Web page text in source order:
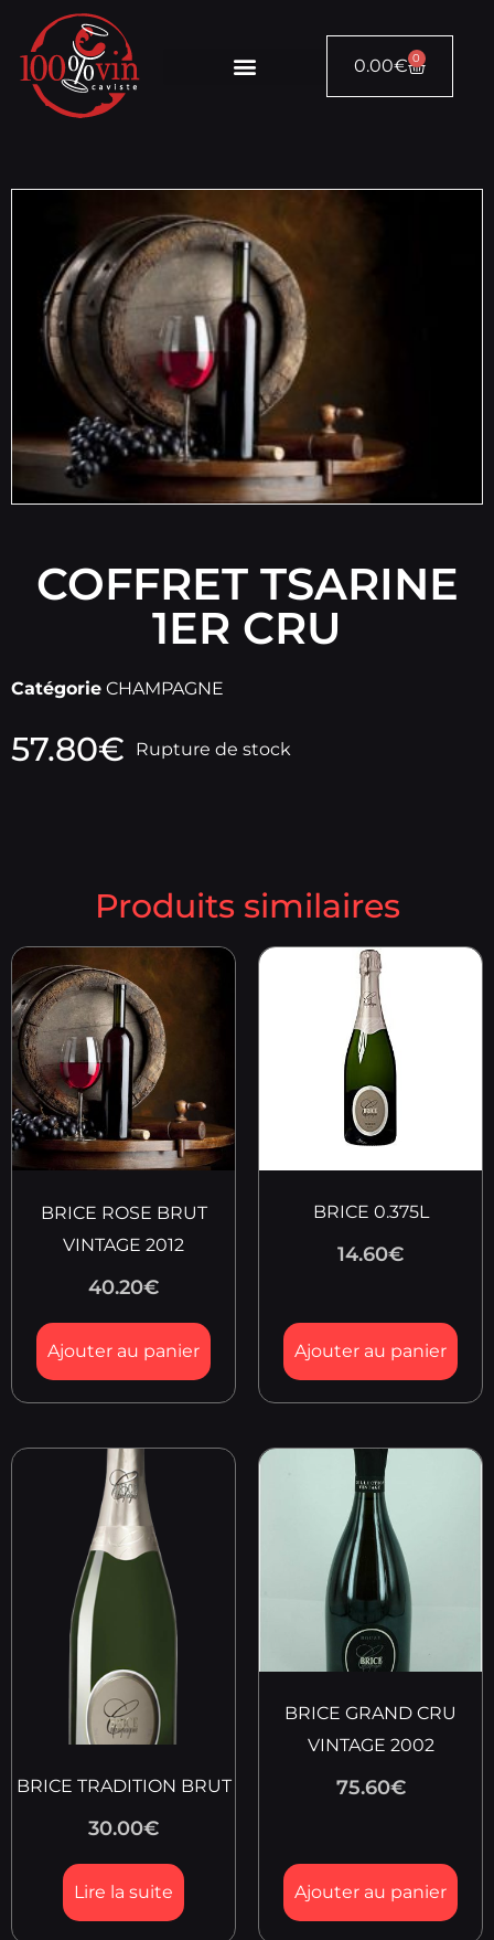
0.00€ 0
COFFRET TSARINE
1ER CRU
Catégorie CHAMPAGNE
57.80€ Rupture de stock
Produits similaires
BRICE ROSE BRUT
VINTAGE 2012
40.20€
Ajouter au panier
BRICE 0.375L
14.60€
Ajouter au panier
BRICE TRADITION BRUT
30.00€
Lire la suite
BRICE GRAND CRU
VINTAGE 2002
75.60€
Ajouter au panier